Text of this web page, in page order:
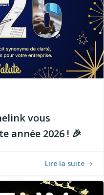
vous
année 2026 ! 🎉
Lire la suite